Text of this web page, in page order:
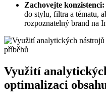
Zachovejte konzistenci:
do stylu, filtra a tématu,
rozpoznatelný brand na
Využití
optimalizaci